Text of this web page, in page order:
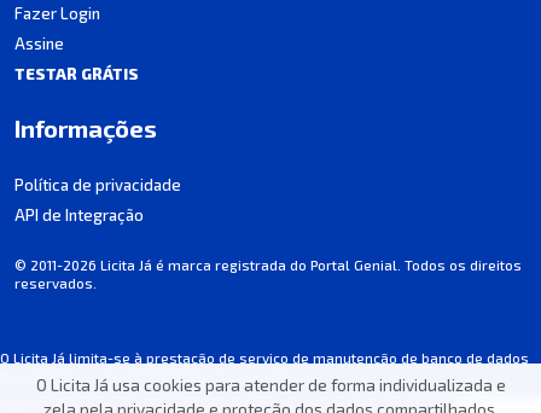
O Licita Já usa cookies para atender de forma individualizada e
zela pela privacidade e proteção dos dados compartilhados.
O Licita Já limita-se à prestação de serviço de manutenção de banco de dados
de licitações, não participando dos processos.
Algumas informações podem apresentar incorreções involuntárias. Consulte
Fazer Login
Assine
TESTAR GRÁTIS
Informações
Política de privacidade
API de Integração
© 2011-2026 Licita Já é marca registrada do Portal Genial. Todos os direitos
reservados.